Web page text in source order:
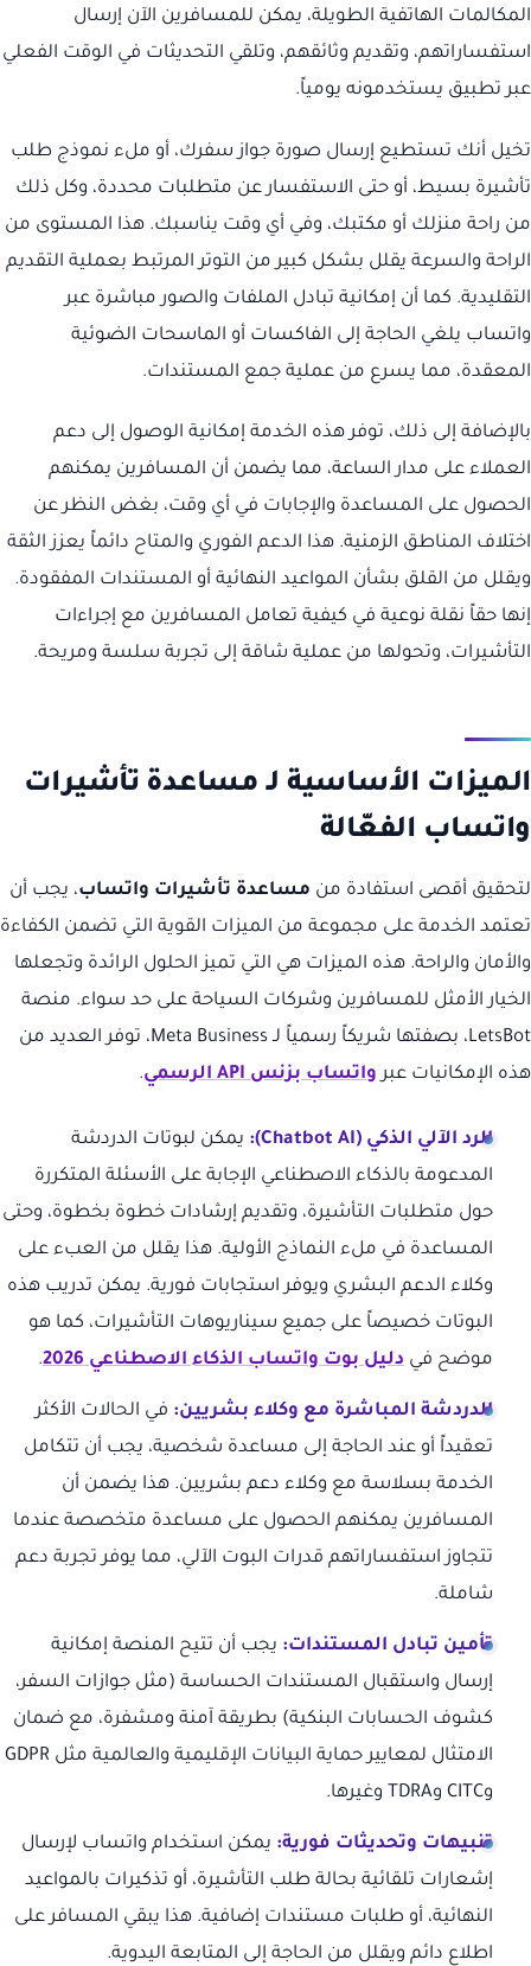
المكالمات الهاتفية الطويلة، يمكن للمسافرين الآن إرسال
استفساراتهم، وتقديم وثائقهم، وتلقي التحديثات في الوقت الفعلي
عبر تطبيق يستخدمونه يومياً.
تخيل أنك تستطيع إرسال صورة جواز سفرك، أو ملء نموذج طلب
تأشيرة بسيط، أو حتى الاستفسار عن متطلبات محددة، وكل ذلك
من راحة منزلك أو مكتبك، وفي أي وقت يناسبك. هذا المستوى من
الراحة والسرعة يقلل بشكل كبير من التوتر المرتبط بعملية التقديم
التقليدية. كما أن إمكانية تبادل الملفات والصور مباشرة عبر
واتساب يلغي الحاجة إلى الفاكسات أو الماسحات الضوئية
المعقدة، مما يسرع من عملية جمع المستندات.
بالإضافة إلى ذلك، توفر هذه الخدمة إمكانية الوصول إلى دعم
العملاء على مدار الساعة، مما يضمن أن المسافرين يمكنهم
الحصول على المساعدة والإجابات في أي وقت، بغض النظر عن
اختلاف المناطق الزمنية. هذا الدعم الفوري والمتاح دائماً يعزز الثقة
ويقلل من القلق بشأن المواعيد النهائية أو المستندات المفقودة.
إنها حقاً نقلة نوعية في كيفية تعامل المسافرين مع إجراءات
التأشيرات، وتحولها من عملية شاقة إلى تجربة سلسة ومريحة.
الميزات الأساسية لـ مساعدة تأشيرات
واتساب الفعّالة
لتحقيق أقصى استفادة من مساعدة تأشيرات واتساب، يجب أن
تعتمد الخدمة على مجموعة من الميزات القوية التي تضمن الكفاءة
والأمان والراحة. هذه الميزات هي التي تميز الحلول الرائدة وتجعلها
الخيار الأمثل للمسافرين وشركات السياحة على حد سواء. منصة
LetsBot، بصفتها شريكاً رسمياً لـ Meta Business، توفر العديد من
هذه الإمكانيات عبر واتساب بزنس API الرسمي .
الرد الآلي الذكي (Chatbot AI):
يمكن لبوتات الدردشة
المدعومة بالذكاء الاصطناعي الإجابة على الأسئلة المتكررة
حول متطلبات التأشيرة، وتقديم إرشادات خطوة بخطوة، وحتى
المساعدة في ملء النماذج الأولية. هذا يقلل من العبء على
وكلاء الدعم البشري ويوفر استجابات فورية. يمكن تدريب هذه
البوتات خصيصاً على جميع سيناريوهات التأشيرات، كما هو
موضح في دليل بوت واتساب الذكاء الاصطناعي 2026 .
الدردشة المباشرة مع وكلاء بشريين: في الحالات الأكثر
تعقيداً أو عند الحاجة إلى مساعدة شخصية، يجب أن تتكامل
الخدمة بسلاسة مع وكلاء دعم بشريين. هذا يضمن أن
المسافرين يمكنهم الحصول على مساعدة متخصصة عندما
تتجاوز استفساراتهم قدرات البوت الآلي، مما يوفر تجربة دعم
شاملة.
تأمين تبادل المستندات: يجب أن تتيح المنصة إمكانية
إرسال واستقبال المستندات الحساسة (مثل جوازات السفر،
كشوف الحسابات البنكية) بطريقة آمنة ومشفرة، مع ضمان
الامتثال لمعايير حماية البيانات الإقليمية والعالمية مثل GDPR
وCITC وTDRA وغيرها.
تنبيهات وتحديثات فورية: يمكن استخدام واتساب لإرسال
إشعارات تلقائية بحالة طلب التأشيرة، أو تذكيرات بالمواعيد
النهائية، أو طلبات مستندات إضافية. هذا يبقي المسافر على
اطلاع دائم ويقلل من الحاجة إلى المتابعة اليدوية.